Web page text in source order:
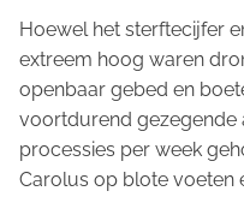
Hoewel het sterftecijfer
extreem hoog waren
openbaar gebed en
voortdurend gezegende
processies per week
Carolus op blote voeten